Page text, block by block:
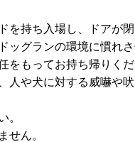
を持ち入場し、ドアが
グランの環境に慣れ
をもってお持ち帰りくだ
人や犬に対する威嚇や
。
せん。